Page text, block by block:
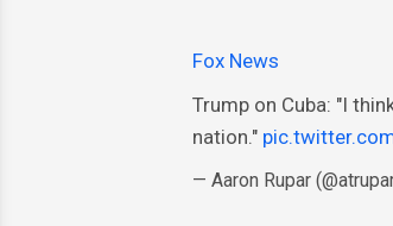
Fox News
Trump on Cuba: "I
nation."
— Aaron Rupar